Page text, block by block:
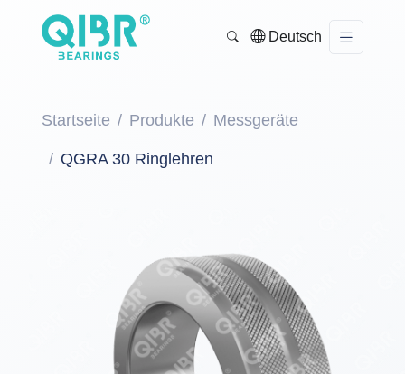
Deutsch
Startseite Produkte Messgeräte
QGRA 30 Ringlehren